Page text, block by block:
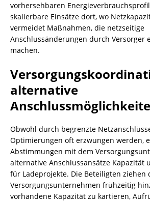
vorhersehbaren
skalierbare Einsätze dort, wo
vermeidet Maßnahmen, die netzseitige
Anschlussänderungen durch Versorger
machen.
alternative
Obwohl durch begrenzte
Optimierungen oft erzwungen werden,
Abstimmungen mit dem
alternative Anschlussansätze Kapazität
für Ladeprojekte. Die Beteiligten ziehen
Versorgungsunternehmen frühzeitig
vorhandene Kapazität zu kartieren,